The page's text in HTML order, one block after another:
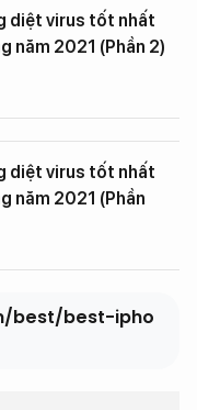
diệt virus tốt nhất
năm 2021 (Phần 2)
diệt virus tốt nhất
năm 2021 (Phần
best/best-ipho